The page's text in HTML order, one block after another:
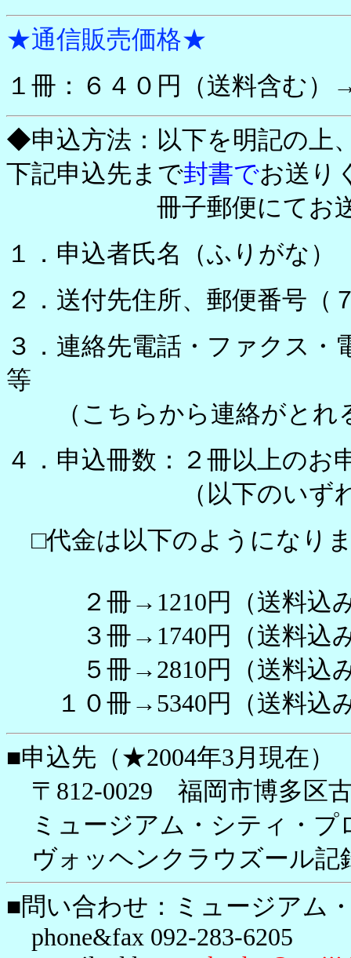
★通信販売価格★
１冊：６４０円（送料含む
◆申込方法：以下を明記の上
下記申込先まで封書でお送り
冊子郵便にてお送り
１．申込者氏名（ふりがな）
２．送付先住所、郵便番号（
３．連絡先電話・ファクス
等
（こちらから連絡がとれ
４．申込冊数：２冊以上のお
（以下のいずれかの
□代金は以下のようになり
２冊→1210円（送料込み
３冊→1740円（送料込み
５冊→2810円（送料込み
１０冊→5340円（送料込
■申込先（★2004年3月現在）
〒812-0029 福岡市博多区
ミュージアム・シティ・プ
ヴォッヘンクラウズール記
■問い合わせ：ミュージアム
phone&fax 092-283-6205